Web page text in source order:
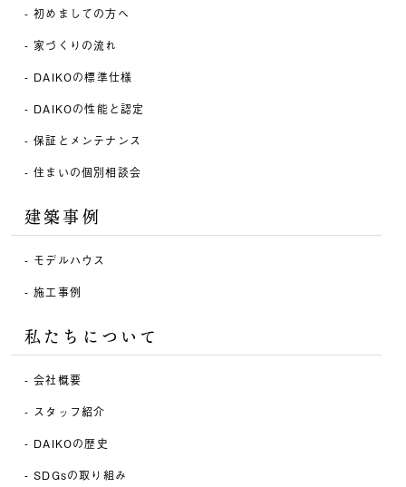
初めましての方へ
家づくりの流れ
DAIKOの標準仕様
DAIKOの性能と認定
保証とメンテナンス
住まいの個別相談会
建築事例
モデルハウス
施工事例
私たちについて
会社概要
スタッフ紹介
DAIKOの歴史
SDGsの取り組み